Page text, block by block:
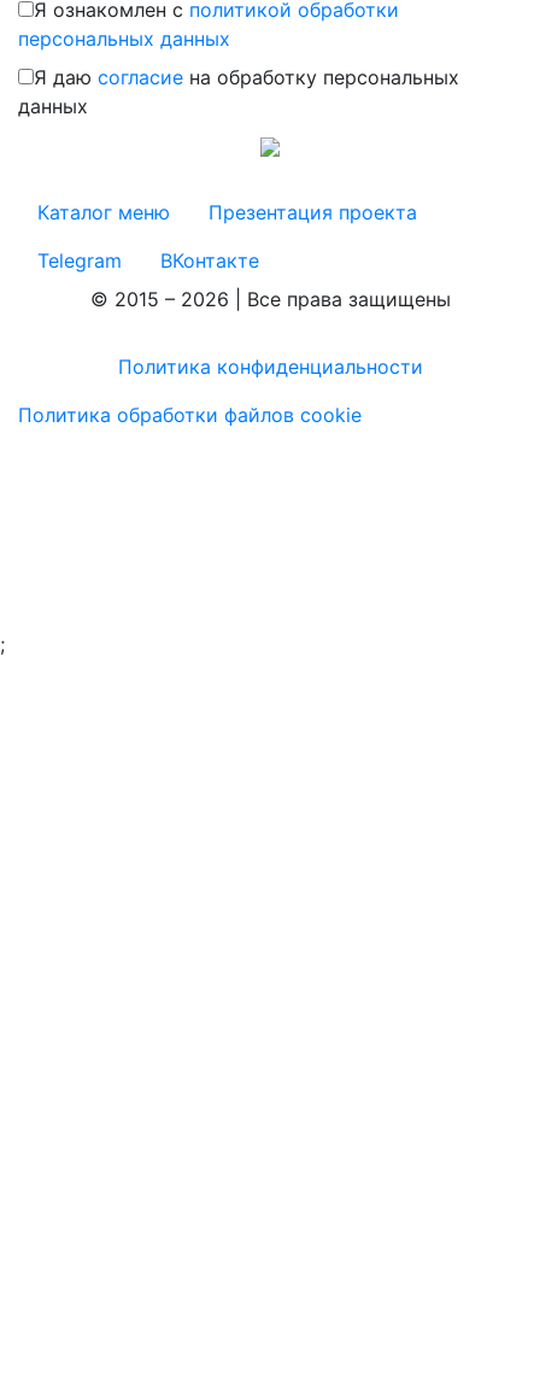
Я ознакомлен с политикой обработки
персональных данных
Я даю согласие на обработку персональных
данных
Каталог меню
Презентация проекта
Telegram
ВКонтакте
© 2015 – 2026 | Все права защищены
Политика конфиденциальности
Политика обработки файлов cookie
;